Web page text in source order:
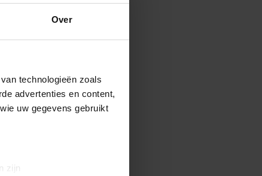
Over
technologieën zoals
advertenties en content,
uw gegevens gebruikt
zijn